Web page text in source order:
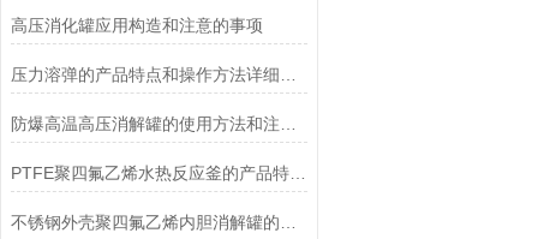
高压消化罐应用构造和注意的事项
PTFE聚四氟乙烯水热反应釜的产品特点和操作规则介绍